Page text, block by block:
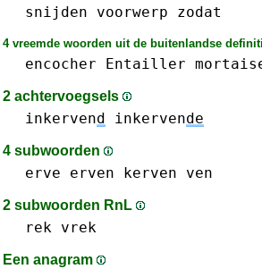
snijden
voorwerp zodat
4 vreemde woorden uit de buitenlandse
encocher Entailler
2 achtervoegsels
inkervend inkervende
4 subwoorden
erve erven kerven ven
2 subwoorden RnL
rek vrek
Een anagram